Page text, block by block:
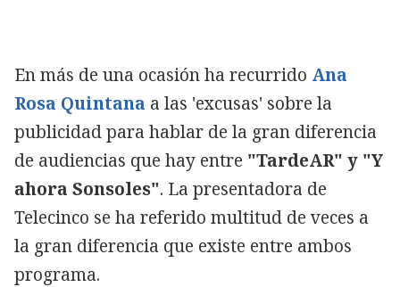
En más de una ocasión ha recurrido Ana
Rosa Quintana a las 'excusas' sobre la
publicidad para hablar de la gran diferencia
de audiencias que hay entre "TardeAR" y "Y
ahora Sonsoles". La presentadora de
Telecinco se ha referido multitud de veces a
la gran diferencia que existe entre ambos
programa.